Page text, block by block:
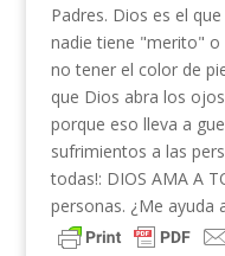
Padres. Dios es el
nadie tiene "merito" o
no tener el color de
que Dios abra los
porque eso lleva a
sufrimientos a las
todas!: DIOS AMA A
personas. ¿Me ayuda